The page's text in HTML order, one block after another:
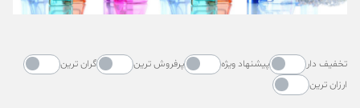
تخفیف دار پیشنهاد ویژه پرفروش ترین
گران ترین
ارزان ترین